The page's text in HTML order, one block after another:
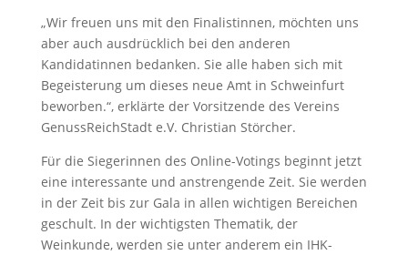
„Wir freuen uns mit den Finalistinnen, möchten uns
aber auch ausdrücklich bei den anderen
Kandidatinnen bedanken. Sie alle haben sich mit
Begeisterung um dieses neue Amt in Schweinfurt
beworben.“, erklärte der Vorsitzende des Vereins
GenussReichStadt e.V. Christian Störcher.
Für die Siegerinnen des Online-Votings beginnt jetzt
eine interessante und anstrengende Zeit. Sie werden
in der Zeit bis zur Gala in allen wichtigen Bereichen
geschult. In der wichtigsten Thematik, der
Weinkunde, werden sie unter anderem ein IHK-